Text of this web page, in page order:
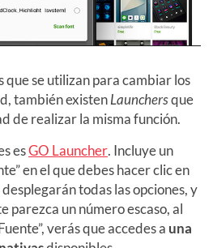
que se utilizan para cambiar los
también existenLaunchersque
de realizar la misma función.
esGO Launcher. Incluye un
en el que debes hacer clic en
desplegarán todas las opciones, y
parezca un número escaso, al
verás que accedes a una